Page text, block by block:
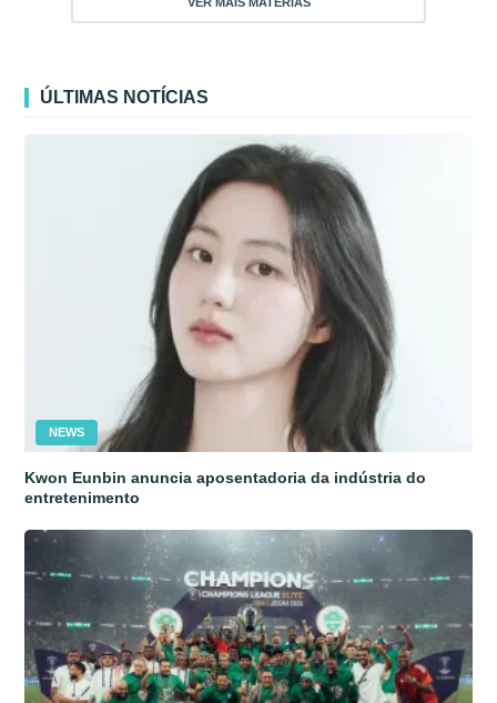
ÚLTIMAS NOTÍCIAS
NEWS
Kwon Eunbin anuncia aposentadoria da indústria do
entretenimento